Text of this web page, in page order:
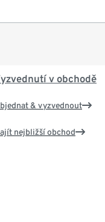
v obchodě
& vyzvednout
nejbližší obchod